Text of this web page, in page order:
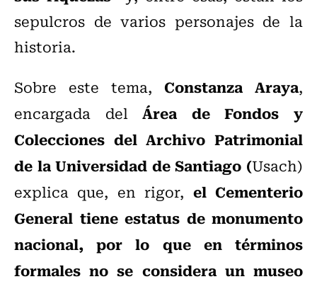
sepulcros de varios personajes de la
historia.
Sobre este tema, Constanza Araya,
encargada delÁrea de Fondos y
Colecciones del Archivo Patrimonial
de la Universidad de Santiago (Usach)
explica que, en rigor, el Cementerio
General tiene estatus de monumento
nacional, por lo que en términos
formales no se considera un museo